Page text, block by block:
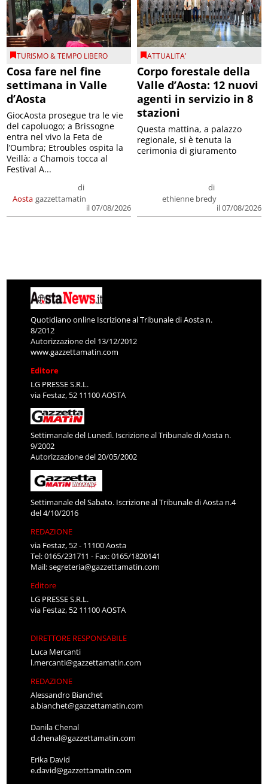
TURISMO & TEMPO LIBERO
Cosa fare nel fine
settimana in Valle
d’Aosta
Aosta
di
gazzettamatin
il 07/08/2026
GiocAosta prosegue tra le vie
del capoluogo; a Brissogne
entra nel vivo la Feta de
l’Oumbra; Etroubles ospita la
Veillà; a Chamois tocca al
Festival A...
ATTUALITA'
Corpo forestale della
Valle d’Aosta: 12 nuovi
agenti in servizio in 8
stazioni
di
ethienne bredy
il 07/08/2026
Questa mattina, a palazzo
regionale, si è tenuta la
cerimonia di giuramento
Quotidiano online Iscrizione al Tribunale di Aosta n.
8/2012
Autorizzazione del 13/12/2012
www.gazzettamatin.com
Editore
LG PRESSE S.R.L.
via Festaz, 52 11100 AOSTA
Settimanale del Lunedì. Iscrizione al Tribunale di Aosta n.
9/2002
Autorizzazione del 20/05/2002
Settimanale del Sabato. Iscrizione al Tribunale di Aosta n.4
del 4/10/2016
REDAZIONE
via Festaz, 52 - 11100 Aosta
Tel: 0165/231711 - Fax: 0165/1820141
Mail:segreteria@gazzettamatin.com
Editore
LG PRESSE S.R.L.
via Festaz, 52 11100 AOSTA
DIRETTORE RESPONSABILE
Luca Mercanti
l.mercanti@gazzettamatin.com
REDAZIONE
Alessandro Bianchet
a.bianchet@gazzettamatin.com
Danila Chenal
d.chenal@gazzettamatin.com
Erika David
e.david@gazzettamatin.com